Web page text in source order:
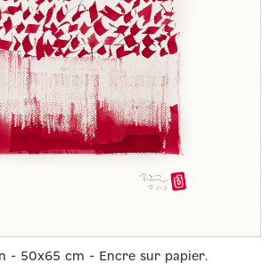
- 50x65 cm - Encre sur papier.